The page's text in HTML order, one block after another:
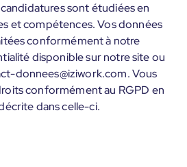
sont étudiées en
et compétences. Vos données
conformément à notre
disponible sur notre site ou
donnees@iziwork.com. Vous
conformément au RGPD en
dans celle-ci.